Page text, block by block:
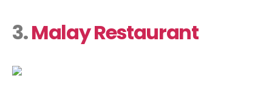
3.Malay Restaurant